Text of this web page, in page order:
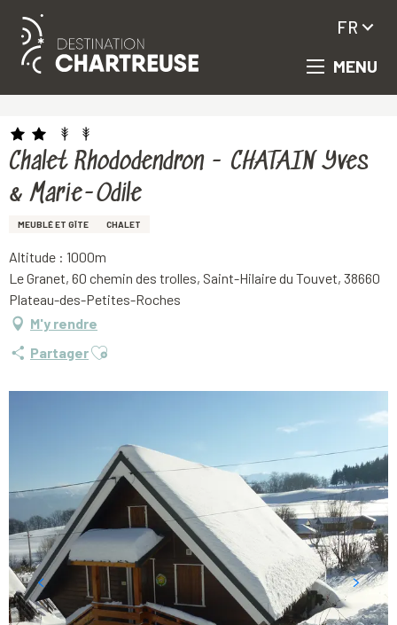
Aller
principal
MENU
FR
Chalet Rhododendron - CHATAIN Yves
& Marie-Odile
MEUBLÉ ET GÎTE CHALET
Altitude : 1000m
Le Granet, 60 chemin des trolles, Saint-Hilaire du Touvet, 38660
Plateau-des-Petites-Roches
M'y rendre
PartagerAjouter aux favoris